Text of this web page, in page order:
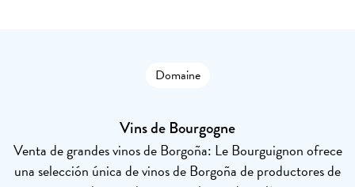
Domaine
Vins de Bourgogne
Venta de grandes vinos de Borgoña: Le Bourguignon ofrece
una selección única de vinos de Borgoña de productores de